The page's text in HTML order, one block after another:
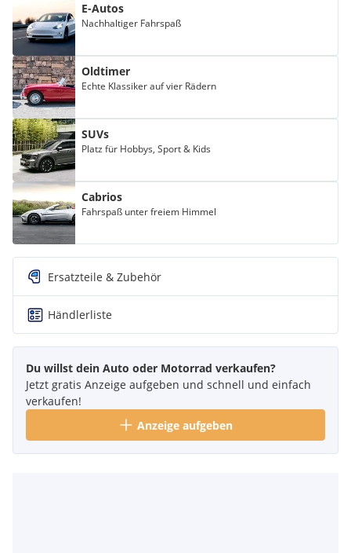
E-Autos
Nachhaltiger Fahrspaß
Oldtimer
Echte Klassiker auf vier Rädern
SUVs
Platz für Hobbys, Sport & Kids
Cabrios
Fahrspaß unter freiem Himmel
Du willst dein Auto oder Motorrad verkaufen?
Jetzt gratis Anzeige aufgeben und schnell und einfach
verkaufen!
Anzeige aufgeben
Ersatzteile & Zubehör
Händlerliste